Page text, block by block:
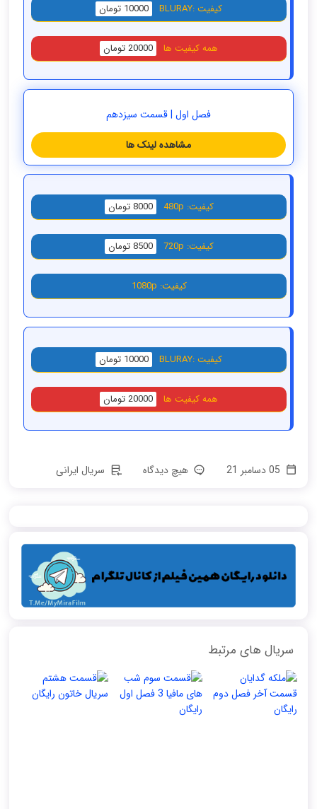
کیفیت :BLURAY 10000 تومان
همه کیفیت ها 20000 تومان
فصل اول | قسمت سیزدهم
مشاهده لینک ها
کیفیت: 480p 8000 تومان
کیفیت: 720p 8500 تومان
کیفیت: 1080p
کیفیت :BLURAY 10000 تومان
همه کیفیت ها 20000 تومان
هیچ دیدگاه سریال ایرانی
سریال های مرتبط